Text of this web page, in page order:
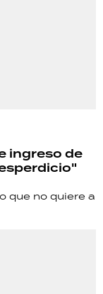
ingreso de
que no quiere a